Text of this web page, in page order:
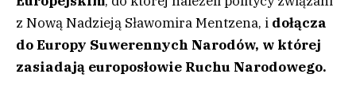
z Nową Nadzieją Sławomira Mentzena, i dołącza
do Europy Suwerennych Narodów, w której
zasiadają europosłowie Ruchu Narodowego.